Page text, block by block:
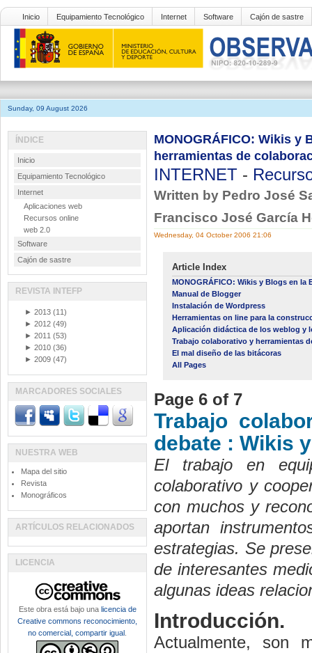
Inicio Equipamiento Tecnológico Internet Software Cajón de sastre
Sunday, 09 August 2026
MONOGRÁFICO: Wikis y
herramientas de
INTERNET -
Written by Pedro José
Francisco José García
Wednesday, 04 October 2006 21:06
Article Index
MONOGRÁFICO: Wikis y Blogs en la
Manual de Blogger
Instalación de Wordpress
Herramientas on line para la
Aplicación didáctica de los weblog y
Trabajo colaborativo y herramientas
El mal diseño de las bitácoras
All Pages
Page 6 of 7
Trabajo
debate : Wikis
El trabajo en
colaborativo y
con muchos y
aportan
estrategias. Se
de interesantes
algunas ideas
Introducción.
Actualmente, son
ÍNDICE
Inicio
Equipamiento Tecnológico
Internet
Aplicaciones web
Recursos online
web 2.0
Software
Cajón de sastre
REVISTA INTEFP
► 2013 (11)
► 2012 (49)
► 2011 (53)
► 2010 (36)
► 2009 (47)
MARCADORES SOCIALES
NUESTRA WEB
Mapa del sitio
Revista
Monográficos
ARTÍCULOS RELACIONADOS
LICENCIA
Este obra está bajo una licencia de
Creative commons reconocimiento,
no comercial, compartir igual